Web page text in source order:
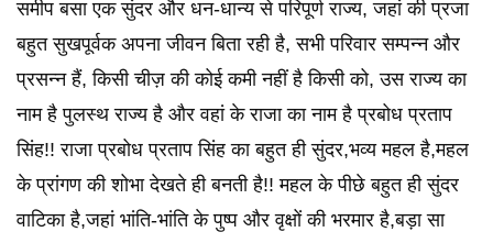
समीप बसा एक सुंदर और धन-धान्य से परिपूर्ण राज्य, जहां की प्रजा
बहुत सुखपूर्वक अपना जीवन बिता रही है, सभी परिवार सम्पन्न और
प्रसन्न हैं, किसी चीज़ की कोई कमी नहीं है किसी को, उस राज्य का
नाम है पुलस्थ राज्य है और वहां के राजा का नाम है प्रबोध प्रताप
सिंह!! राजा प्रबोध प्रताप सिंह का बहुत ही सुंदर,भव्य महल है,महल
के प्रांगण की शोभा देखते ही बनती है!! महल के पीछे बहुत ही सुंदर
वाटिका है,जहां भांति-भांति के पुष्प और वृक्षों की भरमार है,बड़ा सा